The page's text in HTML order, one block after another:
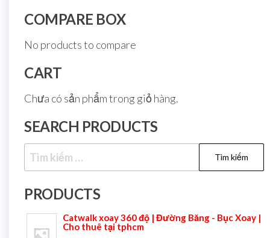
COMPARE BOX
No products to compare
CART
Chưa có sản phẩm trong giỏ hàng.
SEARCH PRODUCTS
PRODUCTS
Catwalk xoay 360 độ | Đường Băng - Bục Xoay |
Cho thuê tại tphcm